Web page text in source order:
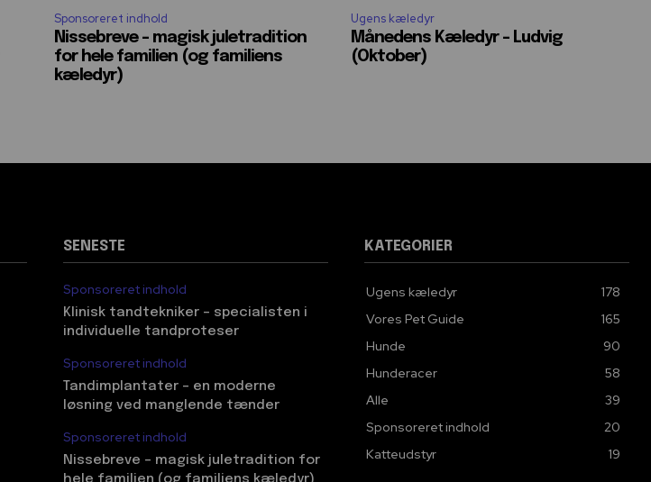
Sponsoreret indhold
Nissebreve – magisk juletradition
for hele familien (og familiens
kæledyr)
Ugens kæledyr
Månedens Kæledyr – Ludvig
(Oktober)
SENESTE
Sponsoreret indhold
Klinisk tandtekniker – specialisten i
individuelle tandproteser
Sponsoreret indhold
Tandimplantater – en moderne
løsning ved manglende tænder
Sponsoreret indhold
Nissebreve – magisk juletradition for
hele familien (og familiens kæledyr)
KATEGORIER
Ugens kæledyr
178
Vores Pet Guide
165
Hunde
90
Hunderacer
58
Alle
39
Sponsoreret indhold
20
Katteudstyr
19